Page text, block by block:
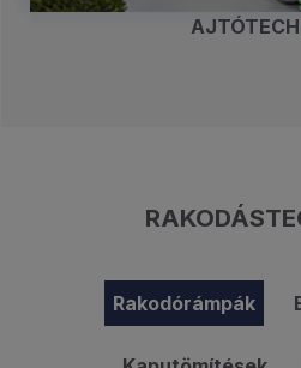
Rakodórámpák